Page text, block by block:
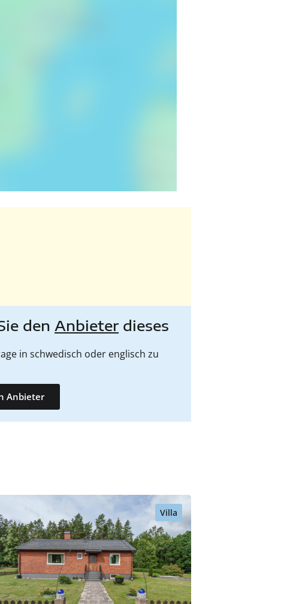
den Anbieter dieses
in schwedisch oder englisch zu
Anbieter
Villa